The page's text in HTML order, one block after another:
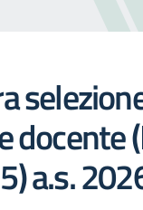
docente
a.s.